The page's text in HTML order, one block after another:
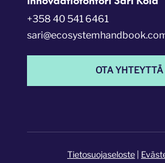
+358 40 541 6461
OTA YHTEYTTÄ
Tietosuojaseloste|